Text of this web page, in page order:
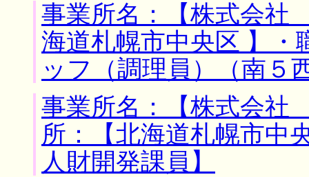
事業所名：【株式会
海道札幌市中央区 】・
ッフ（調理員）（南５
事業所名：【株式会
所：【北海道札幌市中
人財開発課員】